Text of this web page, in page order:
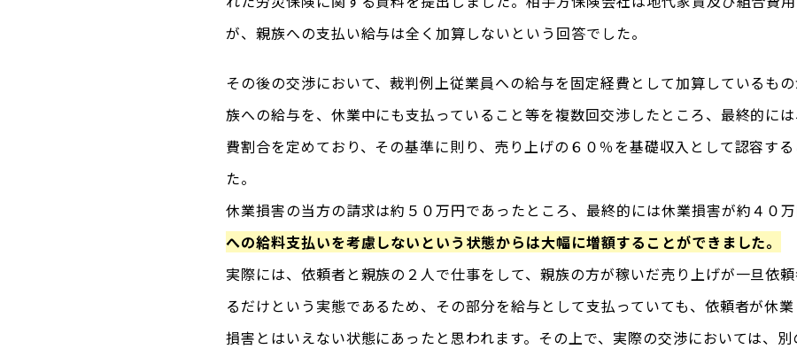
が、親族への支払い給与は全く加算しないという回答でした。
その後の交渉において、裁判例上従業員への給与を固定経費として加算しているも
族への給与を、休業中にも支払っていること等を複数回交渉したところ、最終的に
費割合を定めており、その基準に則り、売り上げの６０％を基礎収入として認容す
た。
休業損害の当方の請求は約５０万円であったところ、最終的には休業損害が約４０
への給料支払いを考慮しないという状態からは大幅に増額することができました。
実際には、依頼者と親族の２人で仕事をして、親族の方が稼いだ売り上げが一旦依
るだけという実態であるため、その部分を給与として支払っていても、依頼者が休
損害とはいえない状態にあったと思われます。その上で、実際の交渉においては、